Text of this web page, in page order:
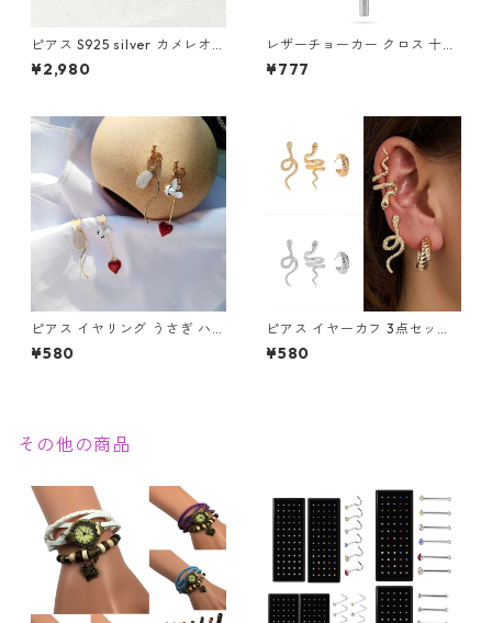
ピアス S925 silver カメレオン
爬虫類 カラフル レインボー シ
ルバー スタッド
¥2,980
レザーチョーカー クロス 十字
架 チョーカー ロザリオ スタッ
ズ コスプレ 地雷系 シスター V
¥777
ピアス イヤリング うさぎ ハー
ト 時計 アシメ かわいい 不思
議 兎 白うさぎ 懐中時計 ワン
¥580
ピアス イヤーカフ 3点セット
3個 スネーク 蛇 へび 片耳用
ゴールド シルバー メンズ レデ
¥580
その他の商品